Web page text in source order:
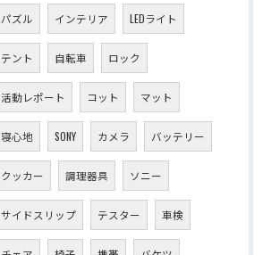
パズル インテリア LEDライト
テント 自転車 ロック
活動レポート コット マット
寝心地 SONY カメラ バッテリー
クッカー 調理器具 ソニー
サイドスリップ テスター 車検